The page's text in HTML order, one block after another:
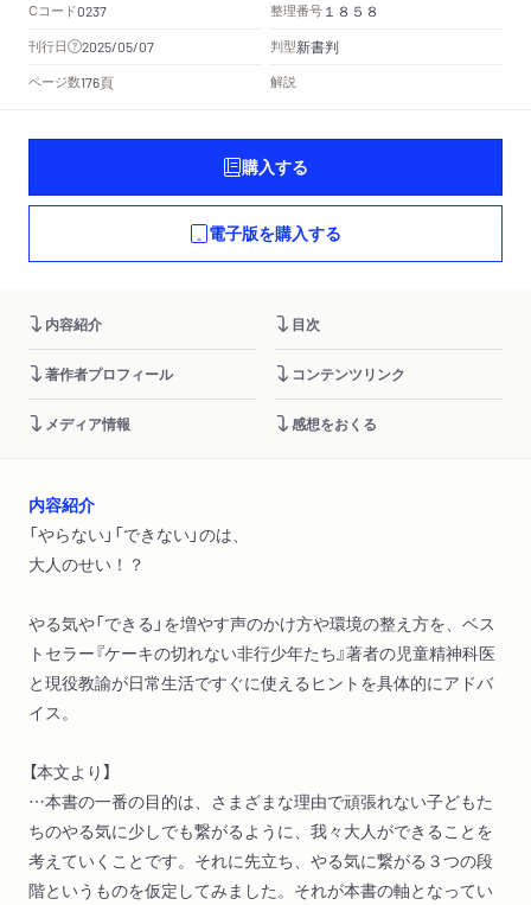
Cコード0237 整理番号 １８５８
刊行日 2025/05/07 判型新書判
ページ数176頁 解説
購入する
電子版を購入する
内容紹介 目次
著作者プロフィール コンテンツリンク
メディア情報 感想をおくる
内容紹介
「やらない」「できない」のは、
大人のせい！？
やる気や「できる」を増やす声のかけ方や環境の整え方を、ベス
トセラー『ケーキの切れない非行少年たち』著者の児童精神科医
と現役教諭が日常生活ですぐに使えるヒントを具体的にアドバ
イス。
【本文より】
…本書の一番の目的は、さまざまな理由で頑張れない子どもた
ちのやる気に少しでも繋がるように、我々大人ができることを
考えていくことです。それに先立ち、やる気に繋がる３つの段
階というものを仮定してみました。それが本書の軸となってい